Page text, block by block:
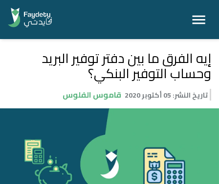
إيه الفرق ما بين دفتر توفير البريد
وحساب التوفير البنكي؟
تاريخ النشر:05 أكتوبر 2020 قاموس الفلوس